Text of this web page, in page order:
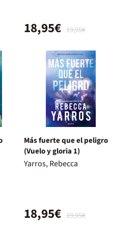
19,95€
18,95€
Más fuerte que el peligro
(Vuelo y gloria 1)
Yarros, Rebecca
19,95€
18,95€